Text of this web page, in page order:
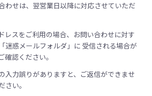
わせは、翌営業日以降に対応させていただ
レスをご利用の場合、お問い合わせに対す
迷惑メールフォルダ」に 受信される場合が
確認ください。
入力誤りがありますと、ご返信ができませ
さい。